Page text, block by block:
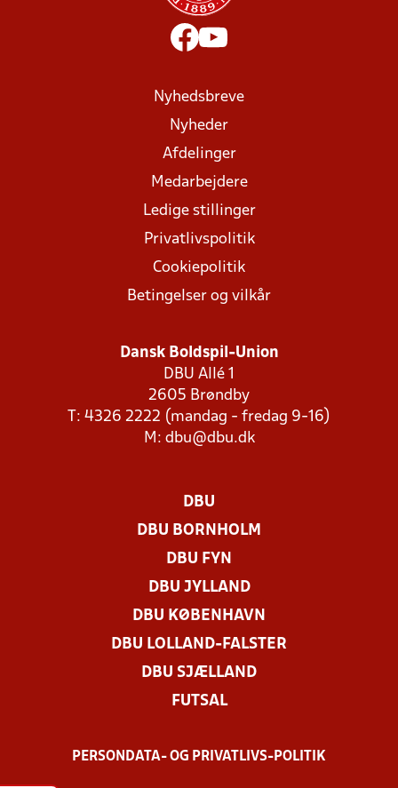
Nyhedsbreve
Nyheder
Afdelinger
Medarbejdere
Ledige stillinger
Privatlivspolitik
Cookiepolitik
Betingelser og vilkår
Dansk Boldspil-Union
DBU Allé 1
2605 Brøndby
T: 4326 2222 (mandag - fredag 9-16)
M: dbu@dbu.dk
DBU
DBU BORNHOLM
DBU FYN
DBU JYLLAND
DBU KØBENHAVN
DBU LOLLAND-FALSTER
DBU SJÆLLAND
FUTSAL
PERSONDATA- OG PRIVATLIVS-POLITIK